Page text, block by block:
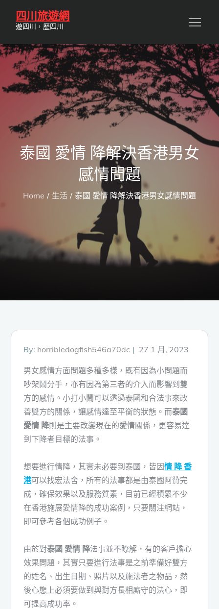
四川旅遊網
遊四川，歷四川
泰國 愛情 降解決香港男女
感情問題
Home 生活 泰國 愛情 降解決香港男女感情問題
By: horribledogfish546a70dc
Posted
27 1 月, 2023
男女感情方面問題多種多樣，既有因為小問題而
吵架鬧分手，亦有因為第三者的介入而影響到雙
方的感情。小打小鬧可以透過泰國和合法事來改
善雙方的關係，讓感情達至平衡的狀態。而泰國
愛情 降則是主要改變現在的愛情關係，更容易達
到下降者目標的法事。
想要進行情降，其實未必要到泰國，皆因情 降 香
港可以找宏法舍，所有的法事都是由泰國阿贊完
成，確保效果以及服務質素，目前已經積累不少
在香港施展愛情降的成功案例，只要關注網站，
即可參考各個成功例子。
由於對泰國 愛情 降法事並不瞭解，有的客戶擔心
效果問題，其實只要進行法事是之前準備好雙方
的姓名、出生日期、照片以及施法者之物品，然
後心態上必須要做到與對方長相廝守的決心，即
可提高成功率。